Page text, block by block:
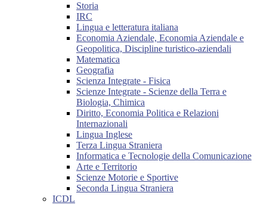
Storia
IRC
Lingua e letteratura italiana
Economia Aziendale, Economia Aziendale e
Geopolitica, Discipline turistico-aziendali
Matematica
Geografia
Scienza Integrate - Fisica
Scienze Integrate - Scienze della Terra e
Biologia, Chimica
Diritto, Economia Politica e Relazioni
Internazionali
Lingua Inglese
Terza Lingua Straniera
Informatica e Tecnologie della Comunicazione
Arte e Territorio
Scienze Motorie e Sportive
Seconda Lingua Straniera
ICDL